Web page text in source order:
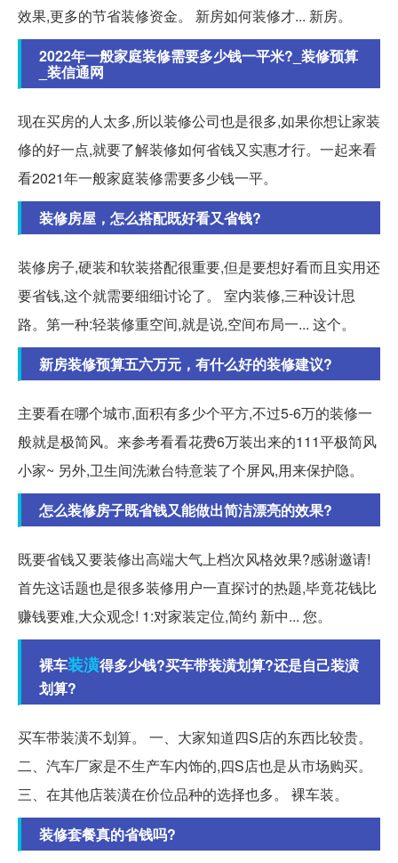
效果,更多的节省装修资金。 新房如何装修才... 新房。
2022年一般家庭装修需要多少钱一平米?_装修预算
_装信通网
现在买房的人太多,所以装修公司也是很多,如果你想让家装
修的好一点,就要了解装修如何省钱又实惠才行。一起来看
看2021年一般家庭装修需要多少钱一平。
装修房屋，怎么搭配既好看又省钱?
装修房子,硬装和软装搭配很重要,但是要想好看而且实用还
要省钱,这个就需要细细讨论了。 室内装修,三种设计思
路。第一种:轻装修重空间,就是说,空间布局一... 这个。
新房装修预算五六万元，有什么好的装修建议?
主要看在哪个城市,面积有多少个平方,不过5-6万的装修一
般就是极简风。来参考看看花费6万装出来的111平极简风
小家~ 另外,卫生间洗漱台特意装了个屏风,用来保护隐。
怎么装修房子既省钱又能做出简洁漂亮的效果?
既要省钱又要装修出高端大气上档次风格效果?感谢邀请!
首先这话题也是很多装修用户一直探讨的热题,毕竟花钱比
赚钱要难,大众观念! 1:对家装定位,简约 新中... 您。
裸车装潢得多少钱?买车带装潢划算?还是自己装潢
划算?
买车带装潢不划算。 一、大家知道四S店的东西比较贵。
二、汽车厂家是不生产车内饰的,四S店也是从市场购买。
三、在其他店装潢在价位品种的选择也多。 裸车装。
装修套餐真的省钱吗?